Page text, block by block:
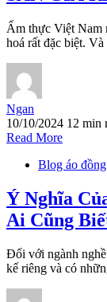
Ẩm thực Việt Nam
hoá rất đặc biệt.
Ngan
10/10/2024 12 min
Read More
Blog áo
Ý Nghĩa
Ai Cũng
Đối với ngành
kế riêng và có